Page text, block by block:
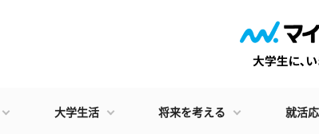
大学生活 将来を考える 就活